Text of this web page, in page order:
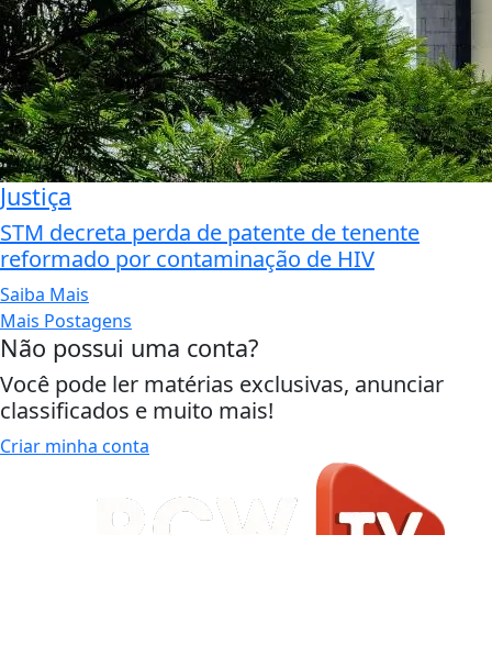
Justiça
STM decreta perda de patente de tenente
reformado por contaminação de HIV
Saiba Mais
Mais Postagens
Não possui uma conta?
Você pode ler matérias exclusivas, anunciar
classificados e muito mais!
Criar minha conta